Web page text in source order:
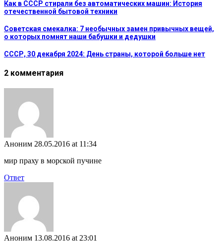
Как в СССР стирали без автоматических машин: История
отечественной бытовой техники
Советская смекалка: 7 необычных замен привычных вещей,
о которых помнят наши бабушки и дедушки
СССР, 30 декабря 2024: День страны, которой больше нет
2 комментария
Аноним 28.05.2016 at 11:34
мир праху в морской пучине
Ответ
Аноним 13.08.2016 at 23:01